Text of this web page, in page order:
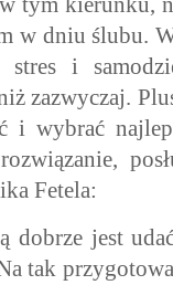
w dniu ślubu.
i
zazwyczaj.
i wybrać
Fetela:
jest
tak